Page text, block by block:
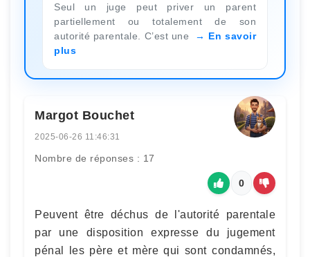
Seul un juge peut priver un parent
partiellement ou totalement de son
autorité parentale. C’est une
En savoir
plus
Margot Bouchet
2025-06-26 11:46:31
Nombre de réponses : 17
0
Peuvent être déchus de l'autorité parentale
par une disposition expresse du jugement
pénal les père et mère qui sont condamnés,